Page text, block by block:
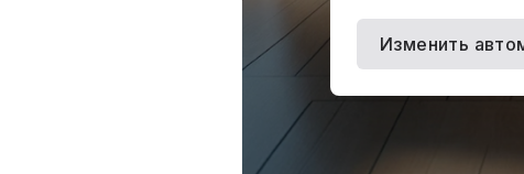
Изменить